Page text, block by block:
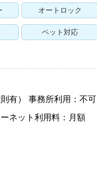
オートロック
ペット対応
有） 事務所利用：不可
ネット利用料：月額